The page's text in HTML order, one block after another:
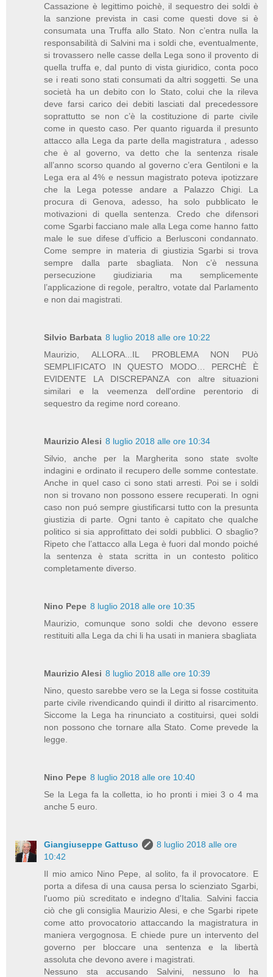
Cassazione è legittimo poichè, il sequestro dei soldi è
la sanzione prevista in casi come questi dove si è
consumata una Truffa allo Stato. Non c’entra nulla la
responsabilità di Salvini ma i soldi che, eventualmente,
si trovassero nelle casse della Lega sono il provento di
quella truffa e, dal punto di vista giuridico, conta poco
se i reati sono stati consumati da altri soggetti. Se una
società ha un debito con lo Stato, colui che la rileva
deve farsi carico dei debiti lasciati dal precedessore
soprattutto se non c’è la costituzione di parte civile
come in questo caso. Per quanto riguarda il presunto
attacco alla Lega da parte della magistratura , adesso
che è al governo, va detto che la sentenza risale
all’anno scorso quando al governo c’era Gentiloni e la
Lega era al 4% e nessun magistrato poteva ipotizzare
che la Lega potesse andare a Palazzo Chigi. La
procura di Genova, adesso, ha solo pubblicato le
motivazioni di quella sentenza. Credo che difensori
come Sgarbi facciano male alla Lega come hanno fatto
male le sue difese d’ufficio a Berlusconi condannato.
Come sempre in materia di giustizia Sgarbi si trova
sempre dalla parte sbagliata. Non c’è nessuna
persecuzione giudiziaria ma semplicemente
l’applicazione di regole, peraltro, votate dal Parlamento
e non dai magistrati.
Silvio Barbata 8 luglio 2018 alle ore 10:22
Maurizio, ALLORA...IL PROBLEMA NON PUò
SEMPLIFICATO IN QUESTO MODO… PERCHÈ È
EVIDENTE LA DISCREPANZA con altre situazioni
similari e la veemenza dell'ordine perentorio di
sequestro da regime nord coreano.
Maurizio Alesi 8 luglio 2018 alle ore 10:34
Silvio, anche per la Margherita sono state svolte
indagini e ordinato il recupero delle somme contestate.
Anche in quel caso ci sono stati arresti. Poi se i soldi
non si trovano non possono essere recuperati. In ogni
caso non puó sempre giustificarsi tutto con la presunta
giustizia di parte. Ogni tanto è capitato che qualche
politico si sia approfittato dei soldi pubblici. O sbaglio?
Ripeto che l’attacco alla Lega è fuori dal mondo poiché
la sentenza è stata scritta in un contesto politico
completamente diverso.
Nino Pepe 8 luglio 2018 alle ore 10:35
Maurizio, comunque sono soldi che devono essere
restituiti alla Lega da chi li ha usati in maniera sbagliata
Maurizio Alesi 8 luglio 2018 alle ore 10:39
Nino, questo sarebbe vero se la Lega si fosse costituita
parte civile rivendicando quindi il diritto al risarcimento.
Siccome la Lega ha rinunciato a costituirsi, quei soldi
non possono che tornare alla Stato. Come prevede la
legge.
Nino Pepe 8 luglio 2018 alle ore 10:40
Se la Lega fa la colletta, io ho pronti i miei 3 o 4 ma
anche 5 euro.
Giangiuseppe Gattuso
8 luglio 2018 alle ore
10:42
Il mio amico Nino Pepe, al solito, fa il provocatore. E
porta a difesa di una causa persa lo scienziato Sgarbi,
l'uomo più screditato e indegno d'Italia. Salvini faccia
ciò che gli consiglia Maurizio Alesi, e che Sgarbi ripete
come atto provocatorio attaccando la magistratura in
maniera vergognosa. E chiede pure un intervento del
governo per bloccare una sentenza e la libertà
assoluta che devono avere i magistrati.
Nessuno sta accusando Salvini, nessuno lo ha